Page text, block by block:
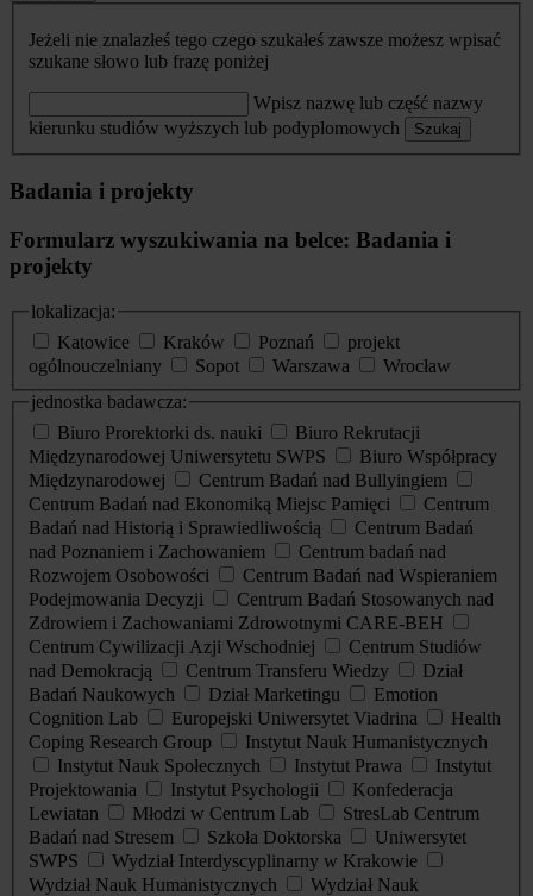
Jeżeli nie znalazłeś tego czego szukałeś zawsze możesz wpisać
szukane słowo lub frazę poniżej
Wpisz nazwę lub część nazwy
kierunku studiów wyższych lub podyplomowych
Szukaj
Badania i projekty
Formularz wyszukiwania na belce: Badania i
projekty
lokalizacja:
Katowice
Kraków Poznań
projekt
ogólnouczelniany
Sopot Warszawa
Wrocław
jednostka badawcza:
Biuro Prorektorki ds. nauki
Biuro Rekrutacji
Międzynarodowej Uniwersytetu SWPS
Biuro Współpracy
Międzynarodowej
Centrum Badań nad Bullyingiem
Centrum Badań nad Ekonomiką Miejsc Pamięci
Centrum
Badań nad Historią i Sprawiedliwością
Centrum Badań
nad Poznaniem i Zachowaniem
Centrum badań nad
Rozwojem Osobowości
Centrum Badań nad Wspieraniem
Podejmowania Decyzji
Centrum Badań Stosowanych nad
Zdrowiem i Zachowaniami Zdrowotnymi CARE-BEH
Centrum Cywilizacji Azji Wschodniej
Centrum Studiów
nad Demokracją
Centrum Transferu Wiedzy
Dział
Badań Naukowych
Dział Marketingu
Emotion
Cognition Lab
Europejski Uniwersytet Viadrina
Health
Coping Research Group
Instytut Nauk Humanistycznych
Instytut Nauk Społecznych
Instytut Prawa
Instytut
Projektowania
Instytut Psychologii
Konfederacja
Lewiatan
Młodzi w Centrum Lab
StresLab Centrum
Badań nad Stresem
Szkoła Doktorska
Uniwersytet
SWPS
Wydział Interdyscyplinarny w Krakowie
Wydział Nauk Humanistycznych
Wydział Nauk